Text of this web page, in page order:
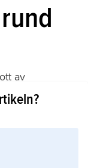
av
djurföda.